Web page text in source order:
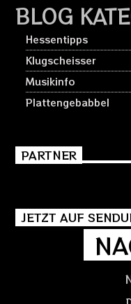
BLOG
Hessentipps
Klugscheisser
Musikinfo
Plattengebabbel
PARTNER
JETZT AUF